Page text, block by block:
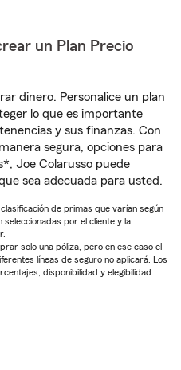
un Plan Precio
dinero. Personalice un plan
lo que es importante
y sus finanzas. Con
segura, opciones para
Joe Colarusso puede
sea adecuada para usted.
de primas que varían según
por el cliente y la
solo una póliza, pero en ese caso el
líneas de seguro no aplicará. Los
disponibilidad y elegibilidad